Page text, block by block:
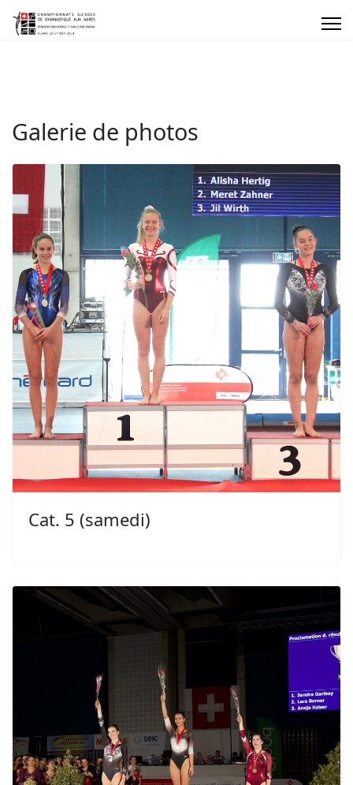
Galerie de photos
Cat. 5 (samedi)